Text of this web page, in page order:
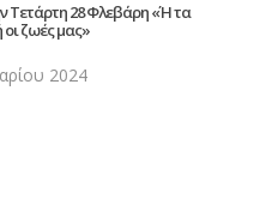
Τετάρτη 28 Φλεβάρη «Ή τα
οι ζωές μας»
2024